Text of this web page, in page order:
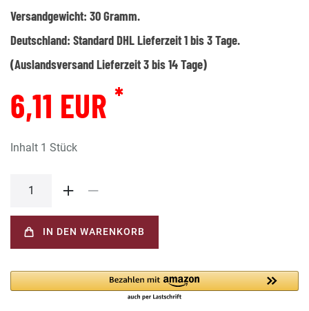
Versandgewicht: 30Gramm.
Deutschland: Standard DHL Lieferzeit 1 bis 3 Tage.
(Auslandsversand Lieferzeit 3 bis 14 Tage)
6,11 EUR *
Inhalt 1 Stück
IN DEN WARENKORB